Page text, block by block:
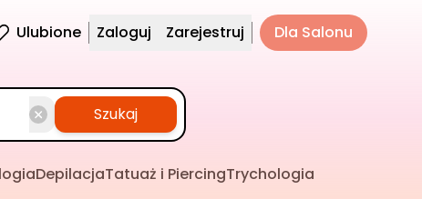
Ulubione Zaloguj Zarejestruj Dla Salonu
Szukaj
DepilacjaTatuaż i PiercingTrychologia